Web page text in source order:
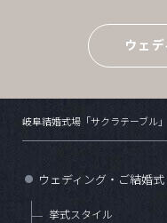
ウェ
岐阜結婚式場「サクラテーブル」
● ウェディング・ご結婚式
挙式スタイル